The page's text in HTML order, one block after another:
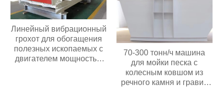
Линейный вибрационный
грохот для обогащения
полезных ископаемых с
двигателем мощностью
70-300 тонн/ч машина
для мойки песка с
колесным ковшом из
речного камня и гравия